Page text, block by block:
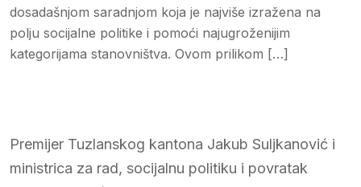
dosadašnjom saradnjom koja je najviše izražena na
polju socijalne politike i pomoći najugroženijim
kategorijama stanovništva. Ovom prilikom […]
Premijer Tuzlanskog kantona Jakub Suljkanović i
ministrica za rad, socijalnu politiku i povratak